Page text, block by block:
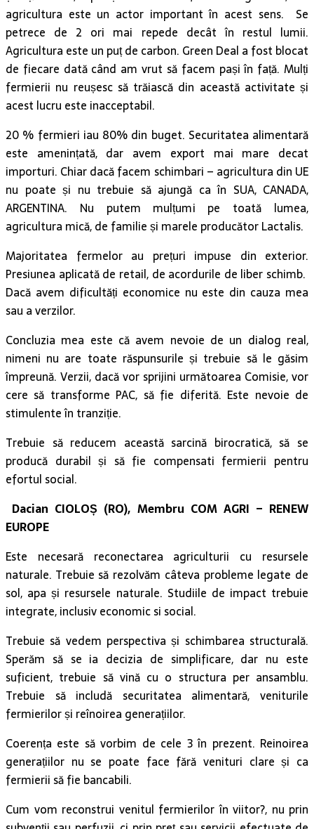
agricultura este un actor important în acest sens. Se
petrece de 2 ori mai repede decât în restul lumii.
Agricultura este un puț de carbon. Green Deal a fost blocat
de fiecare dată când am vrut să facem pași în față. Mulți
fermierii nu reușesc să trăiască din această activitate și
acest lucru este inacceptabil.
20 % fermieri iau 80% din buget. Securitatea alimentară
este amenințată, dar avem export mai mare decat
importuri. Chiar dacă facem schimbari – agricultura din UE
nu poate și nu trebuie să ajungă ca în SUA, CANADA,
ARGENTINA. Nu putem mulțumi pe toată lumea,
agricultura mică, de familie și marele producător Lactalis.
Majoritatea fermelor au prețuri impuse din exterior.
Presiunea aplicată de retail, de acordurile de liber schimb.
Dacă avem dificultăți economice nu este din cauza mea
sau a verzilor.
Concluzia mea este că avem nevoie de un dialog real,
nimeni nu are toate răspunsurile și trebuie să le găsim
împreună. Verzii, dacă vor sprijini următoarea Comisie, vor
cere să transforme PAC, să fie diferită. Este nevoie de
stimulente în tranziție.
Trebuie să reducem această sarcină birocratică, să se
producă durabil și să fie compensati fermierii pentru
efortul social.
Dacian CIOLOȘ (RO), Membru COM AGRI – RENEW
EUROPE
Este necesară reconectarea agriculturii cu resursele
naturale. Trebuie să rezolvăm câteva probleme legate de
sol, apa și resursele naturale. Studiile de impact trebuie
integrate, inclusiv economic si social.
Trebuie să vedem perspectiva și schimbarea structurală.
Sperăm să se ia decizia de simplificare, dar nu este
suficient, trebuie să vină cu o structura per ansamblu.
Trebuie să includă securitatea alimentară, veniturile
fermierilor și reînoirea generațiilor.
Coerența este să vorbim de cele 3 în prezent. Reinoirea
generațiilor nu se poate face fără venituri clare și ca
fermierii să fie bancabili.
Cum vom reconstrui venitul fermierilor în viitor?, nu prin